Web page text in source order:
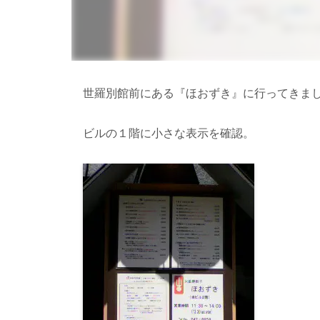
世羅別館前にある『ほおずき』に行ってきま
ビルの１階に小さな表示を確認。